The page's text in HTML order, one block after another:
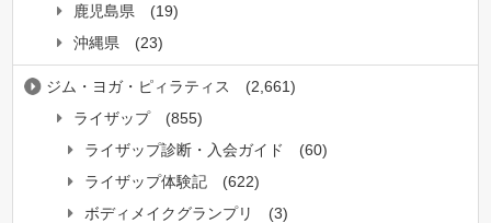
鹿児島県
(19)
沖縄県
(23)
ジム・ヨガ・ピィラティス
(2,661)
ライザップ
(855)
ライザップ診断・入会ガイド
(60)
ライザップ体験記
(622)
ボディメイクグランプリ
(3)